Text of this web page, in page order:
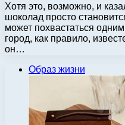
Хотя это, возможно, и
шоколад просто
может похвастаться
город, как правило,
он…
Образ жизни